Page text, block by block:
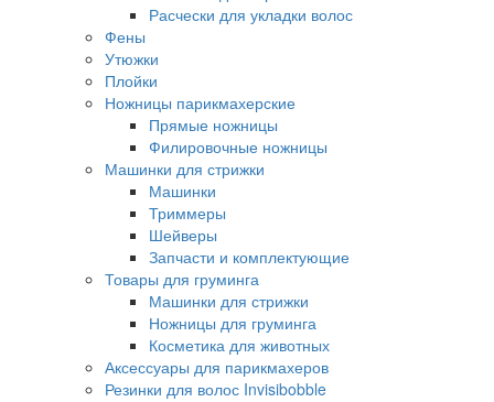
Расчески для укладки волос
Фены
Утюжки
Плойки
Ножницы парикмахерские
Прямые ножницы
Филировочные ножницы
Машинки для стрижки
Машинки
Триммеры
Шейверы
Запчасти и комплектующие
Товары для груминга
Машинки для стрижки
Ножницы для груминга
Косметика для животных
Аксессуары для парикмахеров
Резинки для волос Invisibobble